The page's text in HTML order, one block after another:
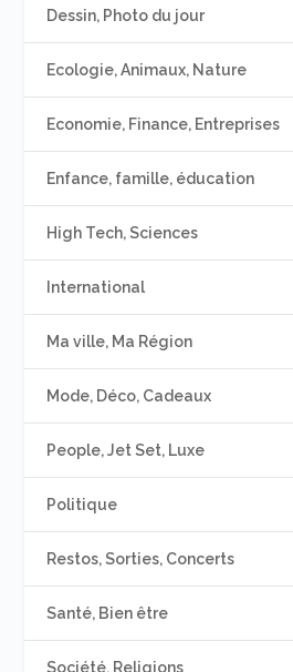
Dessin, Photo du jour
Ecologie, Animaux, Nature
Economie, Finance, Entreprises
Enfance, famille, éducation
High Tech, Sciences
International
Ma ville, Ma Région
Mode, Déco, Cadeaux
People, Jet Set, Luxe
Politique
Restos, Sorties, Concerts
Santé, Bien être
Société, Religions